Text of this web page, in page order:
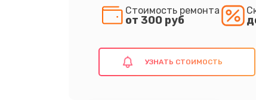
Стоимость ремонта
от 300 руб
УЗНАТЬ СТОИМОСТЬ